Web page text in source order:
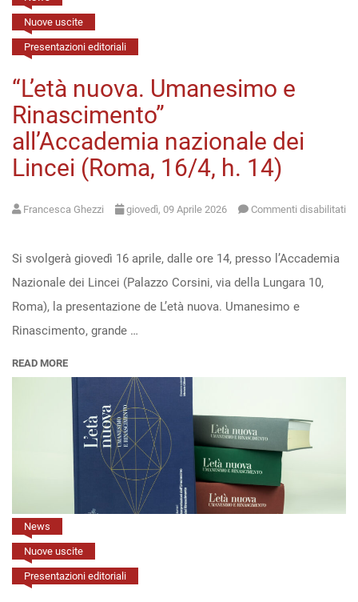
Nuove uscite
Presentazioni editoriali
“L’età nuova. Umanesimo e
Rinascimento”
all’Accademia nazionale dei
Lincei (Roma, 16/4, h. 14)
Francesca Ghezzi giovedì, 09 Aprile 2026
Commenti disabilitati
“L’età
nuova.
Umanesimo
e
all’Accademia
h.
14)
Si svolgerà giovedì 16 aprile, dalle ore 14, presso l’Accademia
Nazionale dei Lincei (Palazzo Corsini, via della Lungara 10,
Roma), la presentazione de L’età nuova. Umanesimo e
Rinascimento, grande …
READ MORE
News
Nuove uscite
Presentazioni editoriali